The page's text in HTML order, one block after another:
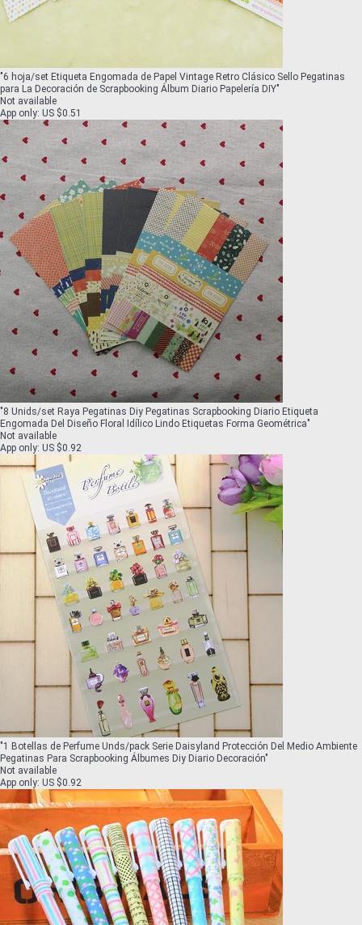
"6 hoja/set Etiqueta Engomada de Papel Vintage Retro Clásico Sello Pegatinas
para La Decoración de Scrapbooking Álbum Diario Papelería DIY"
Not available
App only: US $0.51
"8 Unids/set Raya Pegatinas Diy Pegatinas Scrapbooking Diario Etiqueta
Engomada Del Diseño Floral Idílico Lindo Etiquetas Forma Geométrica"
Not available
App only: US $0.92
"1 Botellas de Perfume Unds/pack Serie Daisyland Protección Del Medio Ambiente
Pegatinas Para Scrapbooking Álbumes Diy Diario Decoración"
Not available
App only: US $0.92